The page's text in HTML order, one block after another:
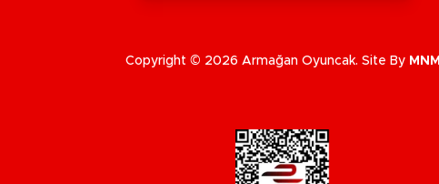
Copyright © 2026 Armağan Oyuncak. Site By MNM